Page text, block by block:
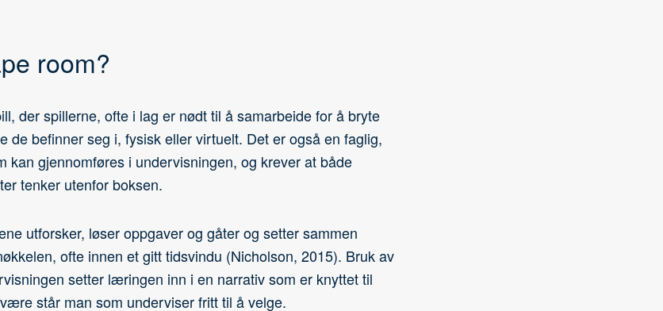
room?
der spillerne, ofte i lag er nødt til å samarbeide for å bryte
de befinner seg i, fysisk eller virtuelt. Det er også en faglig,
kan gjennomføres i undervisningen, og krever at både
tenker utenfor boksen.
utforsker, løser oppgaver og gåter og setter sammen
ofte innen et gitt tidsvindu (Nicholson, 2015). Bruk av
setter læringen inn i en narrativ som er knyttet til
står man som underviser fritt til å velge.